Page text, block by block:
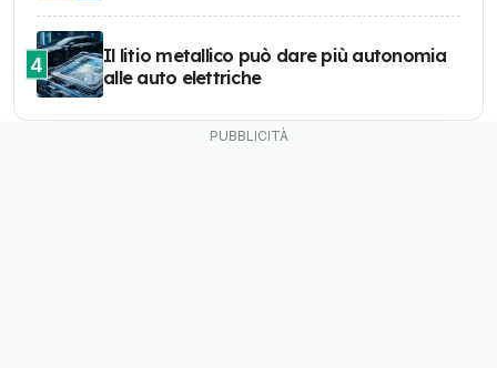
4
Il litio metallico può dare più autonomia
alle auto elettriche